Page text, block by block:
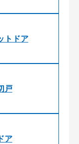
トドア
戸
ア